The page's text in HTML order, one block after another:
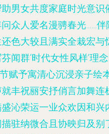
男女共度家庭时光意
众人爱名漫骋春光……
色大较且满实全栽宏
闻群‘时代女性风样’
赋予寓清心沉浸亲子
丰祝丽安抒俏言加舞
沁荣运一业众欢因和
驻纳微合且协映归及